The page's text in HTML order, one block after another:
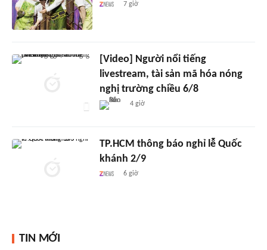
7 giờ
[Video] Người nổi tiếng
livestream, tài sản mã hóa nóng
nghị trường chiều 6/8
4 giờ
TP.HCM thông báo nghỉ lễ Quốc
khánh 2/9
6 giờ
TIN MỚI